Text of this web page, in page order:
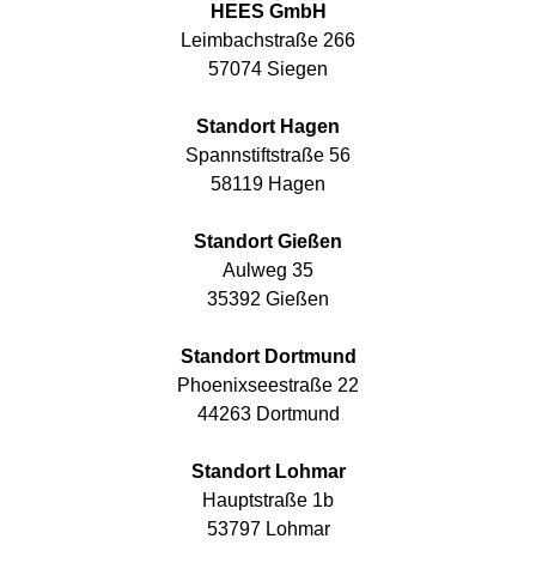
HEES GmbH
Leimbachstraße 266
57074 Siegen
Standort Hagen
Spannstiftstraße 56
58119 Hagen
Standort Gießen
Aulweg 35
35392 Gießen
Standort Dortmund
Phoenixseestraße 22
44263 Dortmund
Standort Lohmar
Hauptstraße 1b
53797 Lohmar